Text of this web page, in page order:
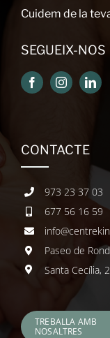
Cuidem de la
SEGUEIX-NOS
CONTACTE
973 23 37 03
677 56 16 59
Paseo de
Santa Cecília,
TREBALLA AMB
NOSALTRES